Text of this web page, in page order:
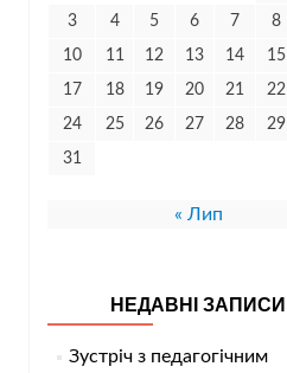
3 4 5 6 7 8
10 11 12 13 14 15
17 18 19 20 21 22
24 25 26 27 28 29
31
« Лип
НЕДАВНІ ЗАПИСИ
Зустріч з педагогічним